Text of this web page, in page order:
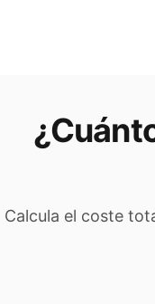
Calcula el coste